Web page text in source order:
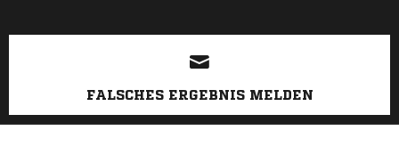
FALSCHES ERGEBNIS MELDEN